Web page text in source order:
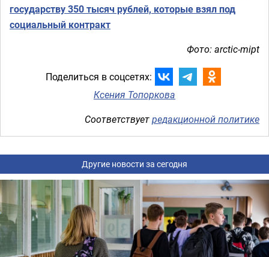
государству 350 тысяч рублей, которые взял под
социальный контракт
Фото: arctic-mipt
Поделиться в соцсетях:
Ксения Топоркова
Соответствуетредакционной политике
Другие новости за сегодня